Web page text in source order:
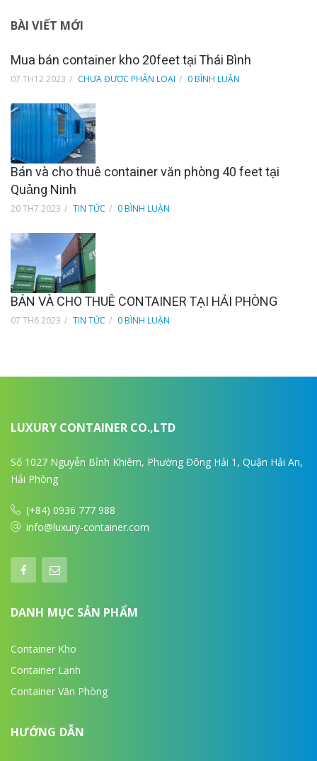
BÀI VIẾT MỚI
Mua bán container kho 20feet tại Thái Bình
07 TH12 2023 CHƯA ĐƯỢC PHÂN LOẠI 0 BÌNH LUẬN
Bán và cho thuê container văn phòng 40 feet tại
Quảng Ninh
20 TH7 2023 TIN TỨC 0 BÌNH LUẬN
BÁN VÀ CHO THUÊ CONTAINER TẠI HẢI PHÒNG
07 TH6 2023 TIN TỨC 0 BÌNH LUẬN
LUXURY CONTAINER CO.,LTD
Số 1027 Nguyễn Bỉnh Khiêm, Phường Đông Hải 1, Quận Hải An,
Hải Phòng
(+84) 0936 777 988
info@luxury-container.com
DANH MỤC SẢN PHẨM
Container Kho
Container Lạnh
Container Văn Phòng
HƯỚNG DẪN